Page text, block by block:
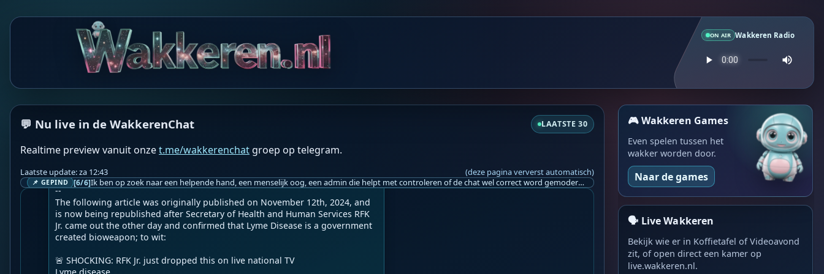
ON AIR Wakkeren Radio
💬 Nu live in de WakkerenChat LAATSTE 30
Realtime preview vanuit onzet.me/wakkerenchat groep op telegram.
Laatste update: za 12:43 (deze pagina ververst automatisch)
📌 GEPIND [6/6] Ik ben op zoek naar een helpende hand, een menselijk oog, een admin die helpt met controleren of de chat wel correct word gemodereerd word door NoMoSpam. 98% gaat automatisch goed, toch ik dit nooit helemaal loslaten en moet er altijd een mens mee blijven opletten bij elke beslissing die gemaakt word. Waar bestaan de werkzaamheden uit? Mee kijken in admin log kanaal naar alle drugs/porno/scams die voorbij komen en in het geval van een randgevalletje, ingrijpen en b.v. een verwijderd maar wel toegestaan bericht terug plaatsen met een druk op de knop. tsja zo banaal en simpel is het gesteld.. Word je hier blij van? Nee. Strookt het je ego? Nee. Word je er beter van? Nee. Kost het veel tijd? Totaal niet, consistentie en regelmaat is belangrijker dan 'er even voor kunnen gaan zitten'.. het werk is in een paar seconden gepiept.. je checkt puur of AI de juiste beslissing heeft gemaakt.. …
WF Wakkere Fabels BOT za 12:43
☀️2nd Smartest Guy in the World☀️
LYME DISEASE BIOWEAPON CURE: Ivermectin & Doxycycline Combination The
rapy - Testimonials & Research
Geupload door: De Wakkeren Chat
--
The following article was originally published on November 12th, 2024, and
is now being republished after Secretary of Health and Human Services RFK
Jr. came out the other day and confirmed that Lyme Disease is a government
created bioweapon; to wit:
🚨 SHOCKING: RFK Jr. just dropped this on live national TV
🎮 Wakkeren Games
Even spelen tussen het
wakker worden door.
Naar de games
🗣️ Live Wakkeren
Bekijk wie er in Koffietafel of Videoavond
zit, of open direct een kamer op
live.wakkeren.nl.